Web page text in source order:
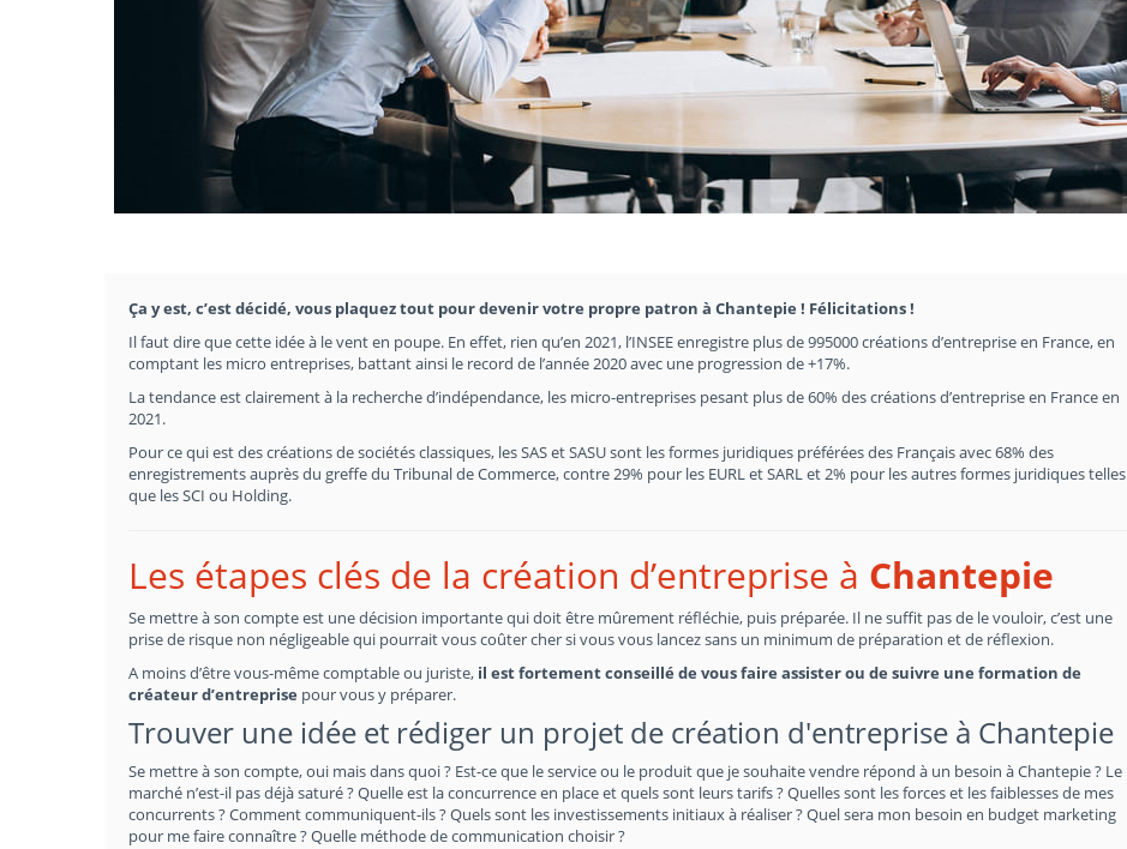
Ça y est, c’est décidé, vous plaquez tout pour devenir votre propre patron à Chantepie ! Félicitations !
Il faut dire que cette idée à le vent en poupe. En effet, rien qu’en 2021, l’INSEE enregistre plus de 995000 créations d’entreprise en France, en
comptant les micro entreprises, battant ainsi le record de l’année 2020 avec une progression de +17%.
La tendance est clairement à la recherche d’indépendance, les micro-entreprises pesant plus de 60% des créations d’entreprise en France en
2021.
Pour ce qui est des créations de sociétés classiques, les SAS et SASU sont les formes juridiques préférées des Français avec 68% des
enregistrements auprès du greffe du Tribunal de Commerce, contre 29% pour les EURL et SARL et 2% pour les autres formes juridiques telles
que les SCI ou Holding.
Les étapes clés de la création d’entreprise à Chantepie
Se mettre à son compte est une décision importante qui doit être mûrement réfléchie, puis préparée. Il ne suffit pas de le vouloir, c’est une
prise de risque non négligeable qui pourrait vous coûter cher si vous vous lancez sans un minimum de préparation et de réflexion.
A moins d’être vous-même comptable ou juriste, il est fortement conseillé de vous faire assister ou de suivre une formation de
créateur d’entreprise pour vous y préparer.
Trouver une idée et rédiger un projet de création d'entreprise à Chantepie
Se mettre à son compte, oui mais dans quoi ? Est-ce que le service ou le produit que je souhaite vendre répond à un besoin à Chantepie ? Le
marché n’est-il pas déjà saturé ? Quelle est la concurrence en place et quels sont leurs tarifs ? Quelles sont les forces et les faiblesses de mes
concurrents ? Comment communiquent-ils ? Quels sont les investissements initiaux à réaliser ? Quel sera mon besoin en budget marketing
pour me faire connaître ? Quelle méthode de communication choisir ?